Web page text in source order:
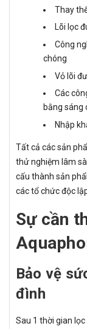
Thay
Lõi lọc
Công
chóng
Vỏ lõi
Các
bằng sáng
Nhập
Tất cả các sản
thử nghiệm lâm
cấu thành sản
các tổ chức độc
Sự cần
Bảo vệ
đình
Sau 1 thời gian